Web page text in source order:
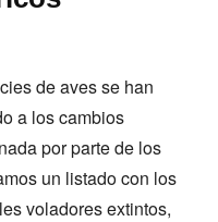
de aves se han
a los cambios
por parte de los
un listado con los
voladores extintos,